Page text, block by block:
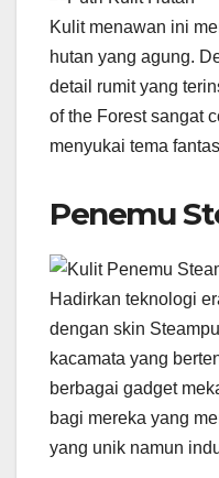
Kulit menawan ini
hutan yang agung.
detail rumit yang
of the Forest sangat
menyukai tema
Penemu
Hadirkan teknologi
dengan skin
kacamata yang
berbagai gadget
bagi mereka yang
yang unik namun